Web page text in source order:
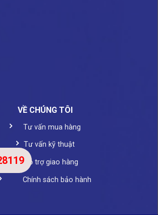
VỀ CHÚNG TÔI
Tư vấn mua hàng
Tư vấn kỹ thuật
Hỗ trợ giao hàng
Chính sách bảo hành